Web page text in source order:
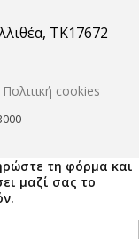
ΤΚ17672
Πολιτική cookies
τη φόρμα και
μαζί σας το